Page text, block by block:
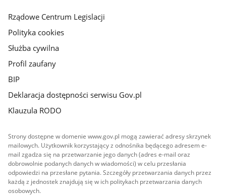
Rządowe Centrum Legislacji
Polityka cookies
Służba cywilna
Profil zaufany
BIP
Deklaracja dostępności serwisu Gov.pl
Klauzula RODO
Strony dostępne w domenie www.gov.pl mogą zawierać adresy skrzynek
mailowych. Użytkownik korzystający z odnośnika będącego adresem e-
mail zgadza się na przetwarzanie jego danych (adres e-mail oraz
dobrowolnie podanych danych w wiadomości) w celu przesłania
odpowiedzi na przesłane pytania. Szczegóły przetwarzania danych przez
każdą z jednostek znajdują się w ich politykach przetwarzania danych
osobowych.